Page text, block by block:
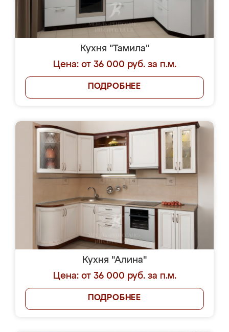
Кухня "Тамила"
Цена: от 36 000 руб. за п.м.
ПОДРОБНЕЕ
Кухня "Алина"
Цена: от 36 000 руб. за п.м.
ПОДРОБНЕЕ